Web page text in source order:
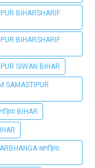
BIHARSHARIF
BIHARSHARIF
SIWAN BIHAR
SAMASTIPUR
BIHAR
खगड़िया